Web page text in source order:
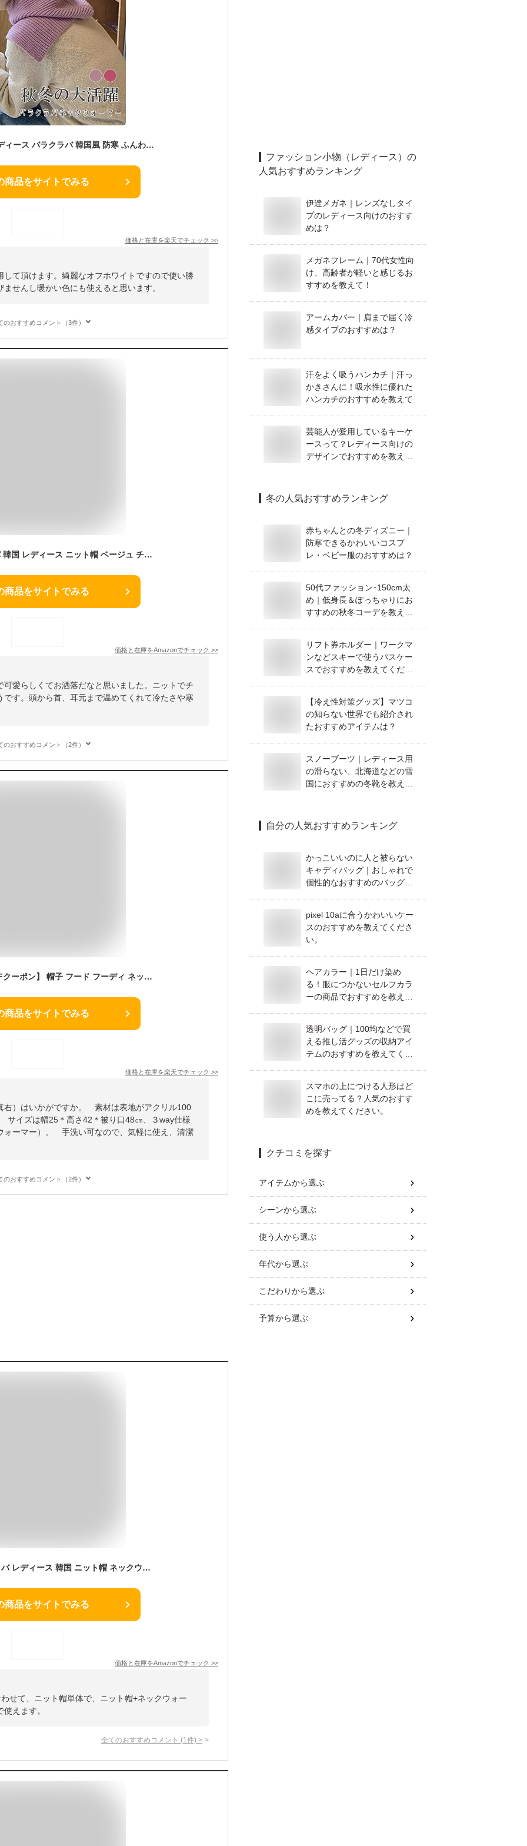
ネックウォーマー レディース バラクラバ 韓国風 防寒 ふんわり マフラー フーディ トレンディー
商品をサイトでみる
価格と在庫を楽天でチェック >>
て頂けます。綺麗なオフホワイトですので使い勝
せんし暖かい色にも使えると思います。
のおすすめコメント（3件）
[LEONIA] バラクラバ 韓国 レディース ニット帽 ベージュ チクチクしない 3WAY レイヤード ネックウォーマー スヌード マフラー2022 トレンド 新定番
商品をサイトでみる
価格と在庫をAmazonでチェック >>
愛らしくてお洒落だなと思いました。ニットでチ
す。頭から首、耳元まで温めてくれて冷たさや寒
のおすすめコメント（2件）
【全品対象★30%OFFクーポン】 帽子 フード フーディ ネックウォーマー 目出し帽 レディース メンズ 防寒 ニット ボア ダブルフェイスバラクラバ
商品をサイトでみる
価格と在庫を楽天でチェック >>
右）はいかがですか。 素材は表地がアクリル100
イズは幅25＊高さ42＊被り口48㎝、３way仕様
ォーマー）。 手洗い可なので、気軽に使え、清潔
のおすすめコメント（2件）
[WinJapan] バラクラバ レディース 韓国 ニット帽 ネックウォーマー フェイスカバー スノボ 防寒 (ベージュ)
商品をサイトでみる
価格と在庫をAmazonでチェック >>
せて、ニット帽単体で、ニット帽+ネックウォー
えます。
全てのおすすめコメント (1 件) >
ファッション小物（レディース） の
人気おすすめランキング
伊達メガネ｜レンズなしタイ
プのレディース向けのおすす
めは？
メガネフレーム｜70代女性向
け、高齢者が軽いと感じるお
すすめを教えて！
アームカバー｜肩まで届く冷
感タイプのおすすめは？
汗をよく吸うハンカチ｜汗っ
かきさんに！吸水性に優れた
ハンカチのおすすめを教えて
芸能人が愛用しているキーケ
ースって？レディース向けの
デザインでおすすめを教えて
冬の人気おすすめランキング
赤ちゃんとの冬ディズニー｜
防寒できるかわいいコスプ
レ・ベビー服のおすすめは？
50代ファッション･150cm太
め｜低身長＆ぽっちゃりにお
すすめの秋冬コーデを教えて
リフト券ホルダー｜ワークマ
ンなどスキーで使うパスケー
スでおすすめを教えてくださ
【冷え性対策グッズ】マツコ
の知らない世界でも紹介され
たおすすめアイテムは？
スノーブーツ｜レディース用
の滑らない、北海道などの雪
国におすすめの冬靴を教えて
自分の人気おすすめランキング
かっこいいのに人と被らない
キャディバッグ｜おしゃれで
個性的なおすすめのバッグを
pixel 10aに合うかわいいケー
スのおすすめを教えてくださ
い。
ヘアカラー｜1日だけ染め
る！服につかないセルフカラ
ーの商品でおすすめを教えて
透明バッグ｜100均などで買
える推し活グッズの収納アイ
テムのおすすめを教えてくだ
スマホの上につける人形はど
こに売ってる？人気のおすす
めを教えてください。
クチコミを探す
アイテムから選ぶ
シーンから選ぶ
使う人から選ぶ
年代から選ぶ
こだわりから選ぶ
予算から選ぶ